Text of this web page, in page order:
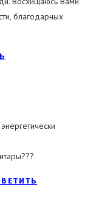
благодарных